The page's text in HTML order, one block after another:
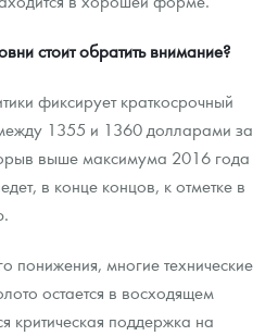
стоит обратить внимание?
фиксирует краткосрочный
1355 и 1360 долларами за
выше максимума 2016 года
в конце концов, к отметке в
понижения, многие технические
остается в восходящем
критическая поддержка на